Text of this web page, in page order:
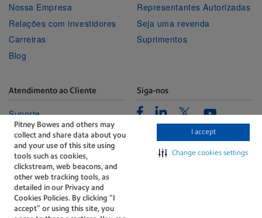
Pitney Bowes and others may
collect and share data about you
and your use of this site using
tools such as cookies,
clickstream, web beacons, and
other web tracking tools, as
detailed in our Privacy and
Cookies Policies. By clicking “I
accept” or using this site, you
I accept
Change cookies settings
Nossa Empresa
Relações com investidores
Carreiras
Blog
Representantes Autorizadas
Seja uma revenda
Suprimentos
Atendimento ao Cliente
Suporte
Portal de Gerenciamento
Fale conosco
Siga-nos
FacebookLinkedinTwitterYoutube